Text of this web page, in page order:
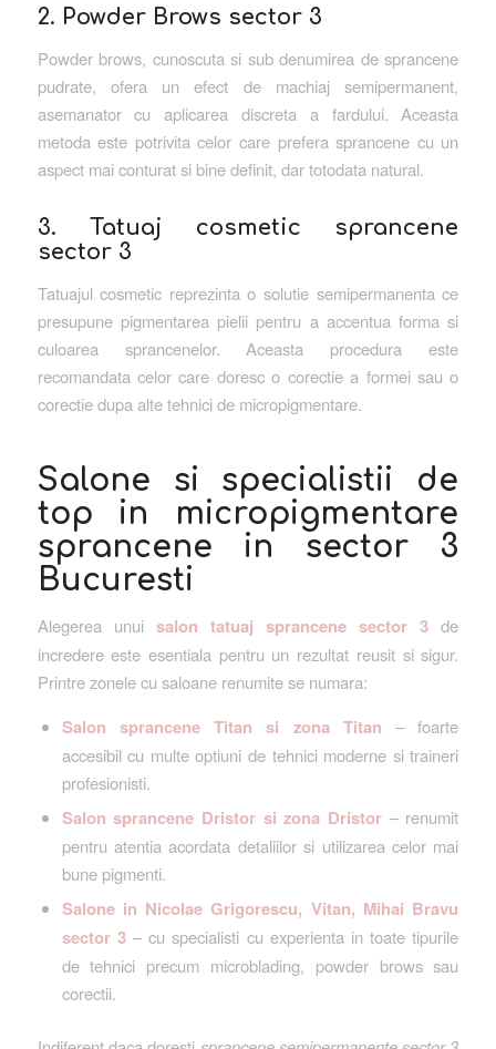
2. Powder Brows sector 3
Powder brows, cunoscuta si sub denumirea de sprancene
pudrate, ofera un efect de machiaj semipermanent,
asemanator cu aplicarea discreta a fardului. Aceasta
metoda este potrivita celor care prefera sprancene cu un
aspect mai conturat si bine definit, dar totodata natural.
3. Tatuaj cosmetic sprancene
sector 3
Tatuajul cosmetic reprezinta o solutie semipermanenta ce
presupune pigmentarea pielii pentru a accentua forma si
culoarea sprancenelor. Aceasta procedura este
recomandata celor care doresc o corectie a formei sau o
corectie dupa alte tehnici de micropigmentare.
Salone si specialistii de
top in micropigmentare
sprancene in sector 3
Bucuresti
Alegerea unui salon tatuaj sprancene sector 3 de
incredere este esentiala pentru un rezultat reusit si sigur.
Printre zonele cu saloane renumite se numara:
Salon sprancene Titan si zona Titan – foarte
accesibil cu multe optiuni de tehnici moderne si traineri
profesionisti.
Salon sprancene Dristor si zona Dristor – renumit
pentru atentia acordata detaliilor si utilizarea celor mai
bune pigmenti.
Salone in Nicolae Grigorescu, Vitan, Mihai Bravu
sector 3– cu specialisti cu experienta in toate tipurile
de tehnici precum microblading, powder brows sau
corectii.